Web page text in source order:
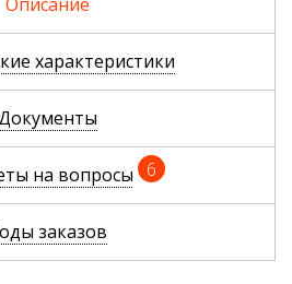
характеристики
на вопросы 6
заказов